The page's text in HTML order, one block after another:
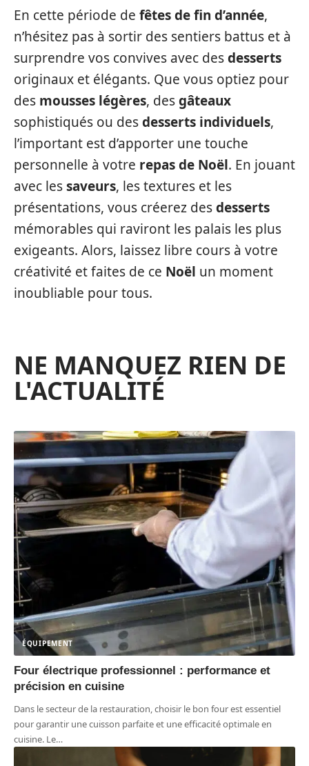
En cette période de fêtes de fin d’année,
n’hésitez pas à sortir des sentiers battus et à
surprendre vos convives avec desdesserts
originaux et élégants. Que vous optiez pour
des mousses légères, desgâteaux
sophistiqués ou desdesserts individuels,
l’important est d’apporter une touche
personnelle à votre repas de Noël. En jouant
avec lessaveurs, les textures et les
présentations, vous créerez desdesserts
mémorables qui raviront les palais les plus
exigeants. Alors, laissez libre cours à votre
créativité et faites de ce Noël un moment
inoubliable pour tous.
NE MANQUEZ RIEN DE
L'ACTUALITÉ
ÉQUIPEMENT
Four électrique professionnel : performance et
précision en cuisine
Dans le secteur de la restauration, choisir le bon four est essentiel
pour garantir une cuisson parfaite et une efficacité optimale en
cuisine. Le…